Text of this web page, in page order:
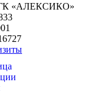
ГК «АЛЕКСИКО»